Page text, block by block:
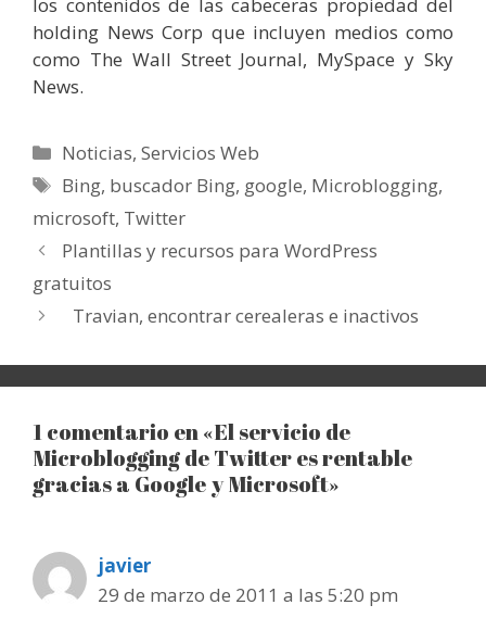
holding News Corp que incluyen medios como
como The Wall Street Journal, MySpace y Sky
News.
Categorías
Noticias,Servicios Web
Etiquetas
Bing, buscador Bing, google, Microblogging,
microsoft, Twitter
Plantillas y recursos para WordPress
gratuitos
Travian, encontrar cerealeras e inactivos
1 comentario en «El servicio de
Microblogging de Twitter es rentable
gracias a Google y Microsoft»
javier
29 de marzo de 2011 a las 5:20 pm